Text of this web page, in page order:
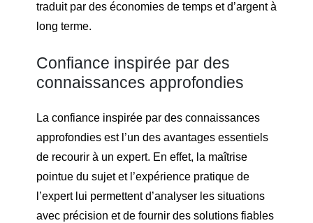
traduit par des économies de temps et d’argent à
long terme.
Confiance inspirée par des
connaissances approfondies
La confiance inspirée par des connaissances
approfondies est l’un des avantages essentiels
de recourir à un expert. En effet, la maîtrise
pointue du sujet et l’expérience pratique de
l’expert lui permettent d’analyser les situations
avec précision et de fournir des solutions fiables